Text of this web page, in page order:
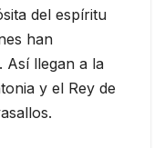
del espíritu
han
Así llegan a la
y el Rey de